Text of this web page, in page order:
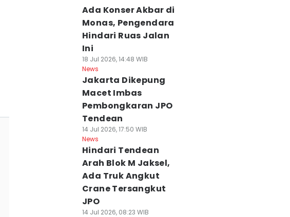
Ada Konser Akbar di
Monas, Pengendara
Hindari Ruas Jalan
Ini
18 Jul 2026, 14:48 WIB
News
Jakarta Dikepung
Macet Imbas
Pembongkaran JPO
Tendean
14 Jul 2026, 17:50 WIB
News
Hindari Tendean
Arah Blok M Jaksel,
Ada Truk Angkut
Crane Tersangkut
JPO
14 Jul 2026, 08:23 WIB